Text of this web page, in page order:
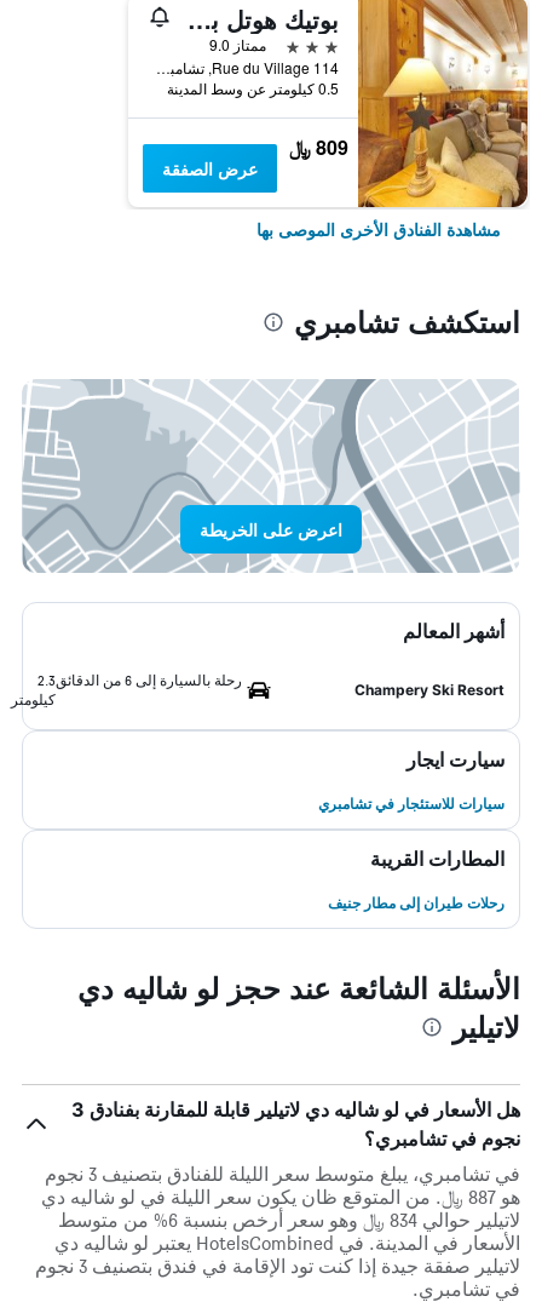
بوتيك هوتل بو سيجور آند سبا
3 نجوم
ممتاز 9.0
Rue du Village 114, تشامبري, إقليم فاليه, سويسرا
0.5 كيلومتر عن وسط المدينة
809 ﷼
عرض الصفقة
مشاهدة الفنادق الأخرى الموصى بها
استكشف تشامبري
اعرض على الخريطة
أشهر المعالم
Champery Ski Resort
رحلة بالسيارة إلى 6 من الدقائق
2.3
كيلومتر
سيارت ايجار
سيارات للاستئجار في تشامبري
المطارات القريبة
رحلات طيران إلى مطار جنيف
الأسئلة الشائعة عند حجز لو شاليه دي
لاتيلير
هل الأسعار في لو شاليه دي لاتيلير قابلة للمقارنة بفنادق 3
نجوم في تشامبري؟
في تشامبري، يبلغ متوسط ​​سعر الليلة للفنادق بتصنيف 3 نجوم
هو 887 ﷼. من المتوقع ظان يكون سعر الليلة في لو شاليه دي
لاتيلير حوالي 834 ﷼ وهو سعر أرخص بنسبة 6% من متوسط
الأسعار في المدينة. في HotelsCombined يعتبر لو شاليه دي
لاتيلير صفقة جيدة إذا كنت تود الإقامة في فندق بتصنيف 3 نجوم
في تشامبري.